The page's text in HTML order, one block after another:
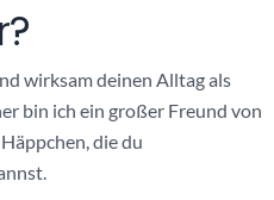
wirksam deinen Alltag als
bin ich ein großer Freund von
die du